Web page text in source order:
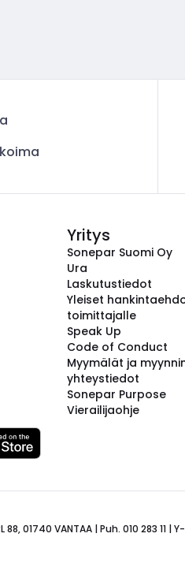
Yritys
Sonepar Suomi Oy
Ura
Laskutustiedot
Yleiset
toimittajalle
Speak Up
Code of Conduct
Myymälät ja
yhteystiedot
Sonepar Purpose
Vierailijaohje
01740 VANTAA | Puh. 010 283 11 |